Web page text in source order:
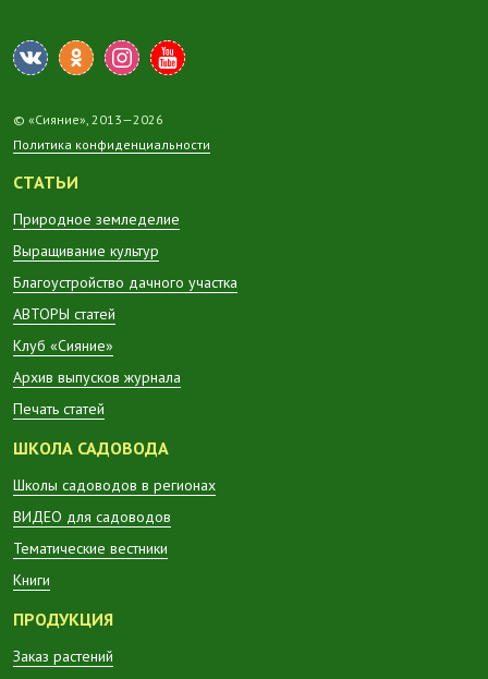
© «Сияние», 2013—2026
Политика конфиденциальности
СТАТЬИ
Природное земледелие
Выращивание культур
Благоустройство дачного участка
АВТОРЫ статей
Клуб «Сияние»
Архив выпусков журнала
Печать статей
ШКОЛА САДОВОДА
Школы садоводов в регионах
ВИДЕО для садоводов
Тематические вестники
Книги
ПРОДУКЦИЯ
Заказ растений